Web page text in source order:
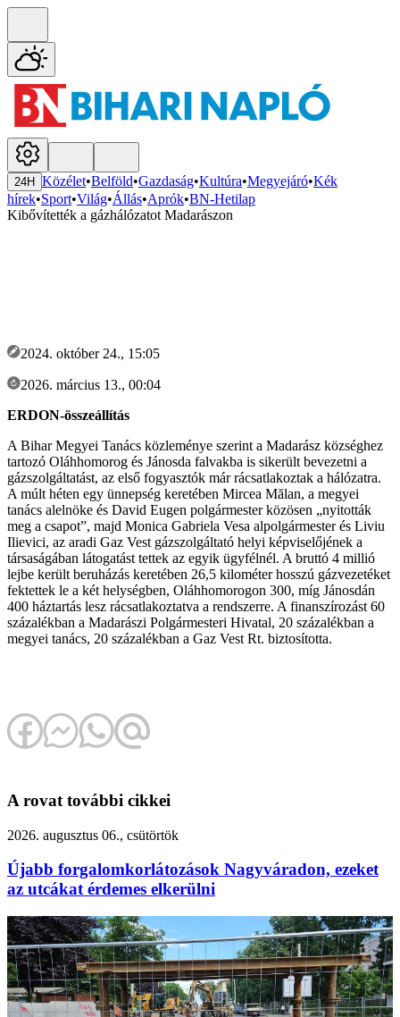
24H Közélet•Belföld•Gazdaság•Kultúra•Megyejáró•Kék
hírek•Sport•Világ•Állás•Aprók•BN-Hetilap
Kibővítették a gázhálózatot Madarászon
2024. október 24., 15:05
2026. március 13., 00:04
ERDON-összeállítás
A Bihar Megyei Tanács közleménye szerint a Madarász községhez
tartozó Oláhhomorog és Jánosda falvakba is sikerült bevezetni a
gázszolgáltatást, az első fogyasztók már rácsatlakoztak a hálózatra.
A múlt héten egy ünnepség keretében Mircea Mălan, a megyei
tanács alelnöke és David Eugen polgármester közösen „nyitották
meg a csapot”, majd Monica Gabriela Vesa alpolgármester és Liviu
Ilievici, az aradi Gaz Vest gázszolgáltató helyi képviselőjének a
társaságában látogatást tettek az egyik ügyfélnél. A bruttó 4 millió
lejbe került beruházás keretében 26,5 kilométer hosszú gázvezetéket
fektettek le a két helységben, Oláhhomorogon 300, míg Jánosdán
400 háztartás lesz rácsatlakoztatva a rendszerre. A finanszírozást 60
százalékban a Madarászi Polgármesteri Hivatal, 20 százalékban a
megyei tanács, 20 százalékban a Gaz Vest Rt. biztosította.
A rovat további cikkei
2026. augusztus 06., csütörtök
Újabb forgalomkorlátozások Nagyváradon, ezeket
az utcákat érdemes elkerülni